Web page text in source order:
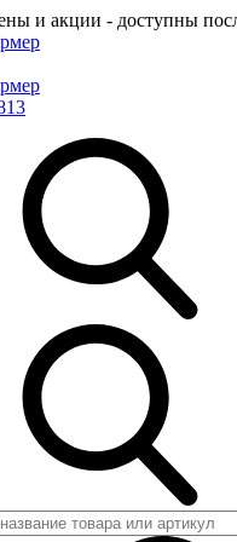
и акции - доступны